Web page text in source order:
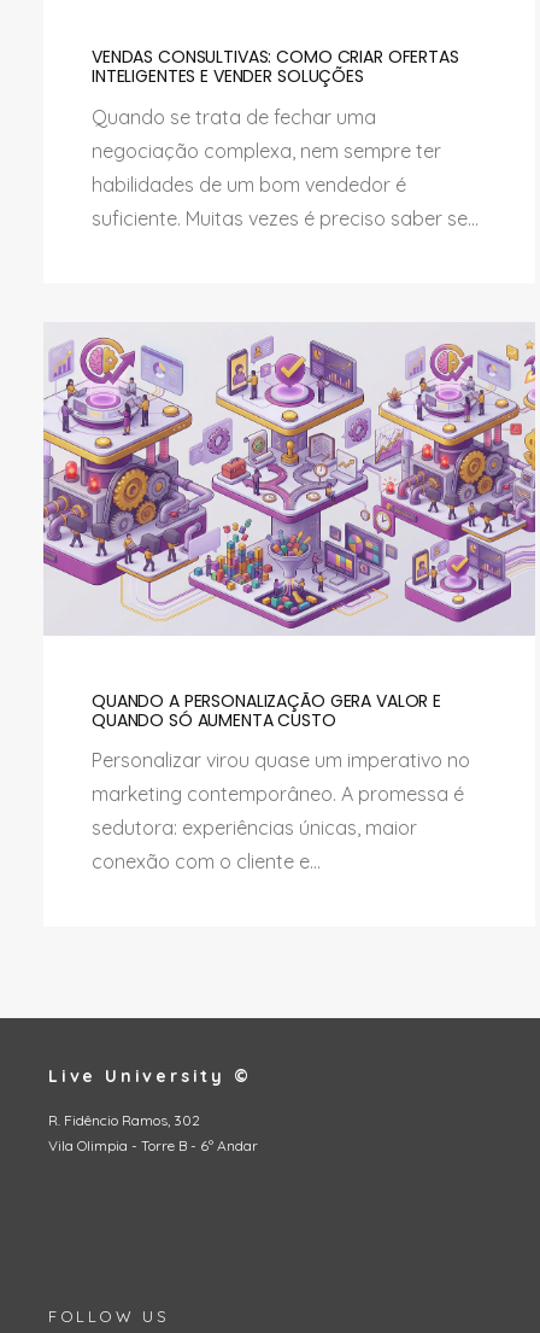
VENDAS CONSULTIVAS: COMO CRIAR OFERTAS
INTELIGENTES E VENDER SOLUÇÕES
Quando se trata de fechar uma
negociação complexa, nem sempre ter
habilidades de um bom vendedor é
suficiente. Muitas vezes é preciso saber se...
QUANDO A PERSONALIZAÇÃO GERA VALOR E
QUANDO SÓ AUMENTA CUSTO
Personalizar virou quase um imperativo no
marketing contemporâneo. A promessa é
sedutora: experiências únicas, maior
conexão com o cliente e...
Live University ©
R. Fidêncio Ramos, 302
Vila Olimpia - Torre B - 6º Andar
FOLLOW US